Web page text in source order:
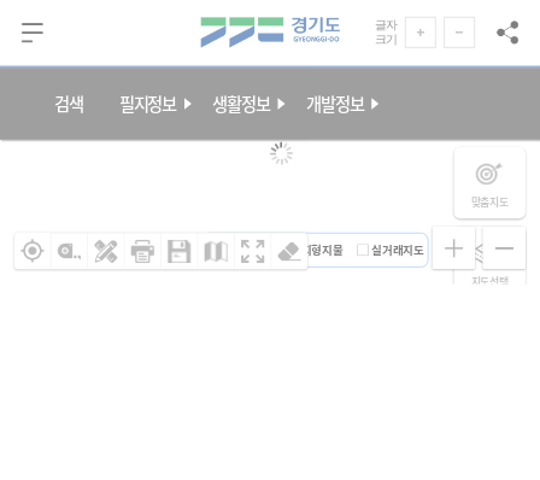
본문 바로가기
글자
크기
지도선택
맞춤지도
연속지적도 지형지물 실거래지도
검색 필지정보 생활정보 개발정보